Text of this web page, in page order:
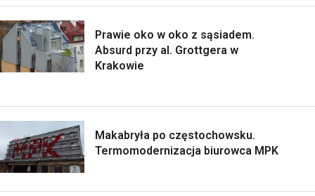
Prawie oko w oko z sąsiadem.
Absurd przy al. Grottgera w
Krakowie
Makabryła po częstochowsku.
Termomodernizacja biurowca MPK